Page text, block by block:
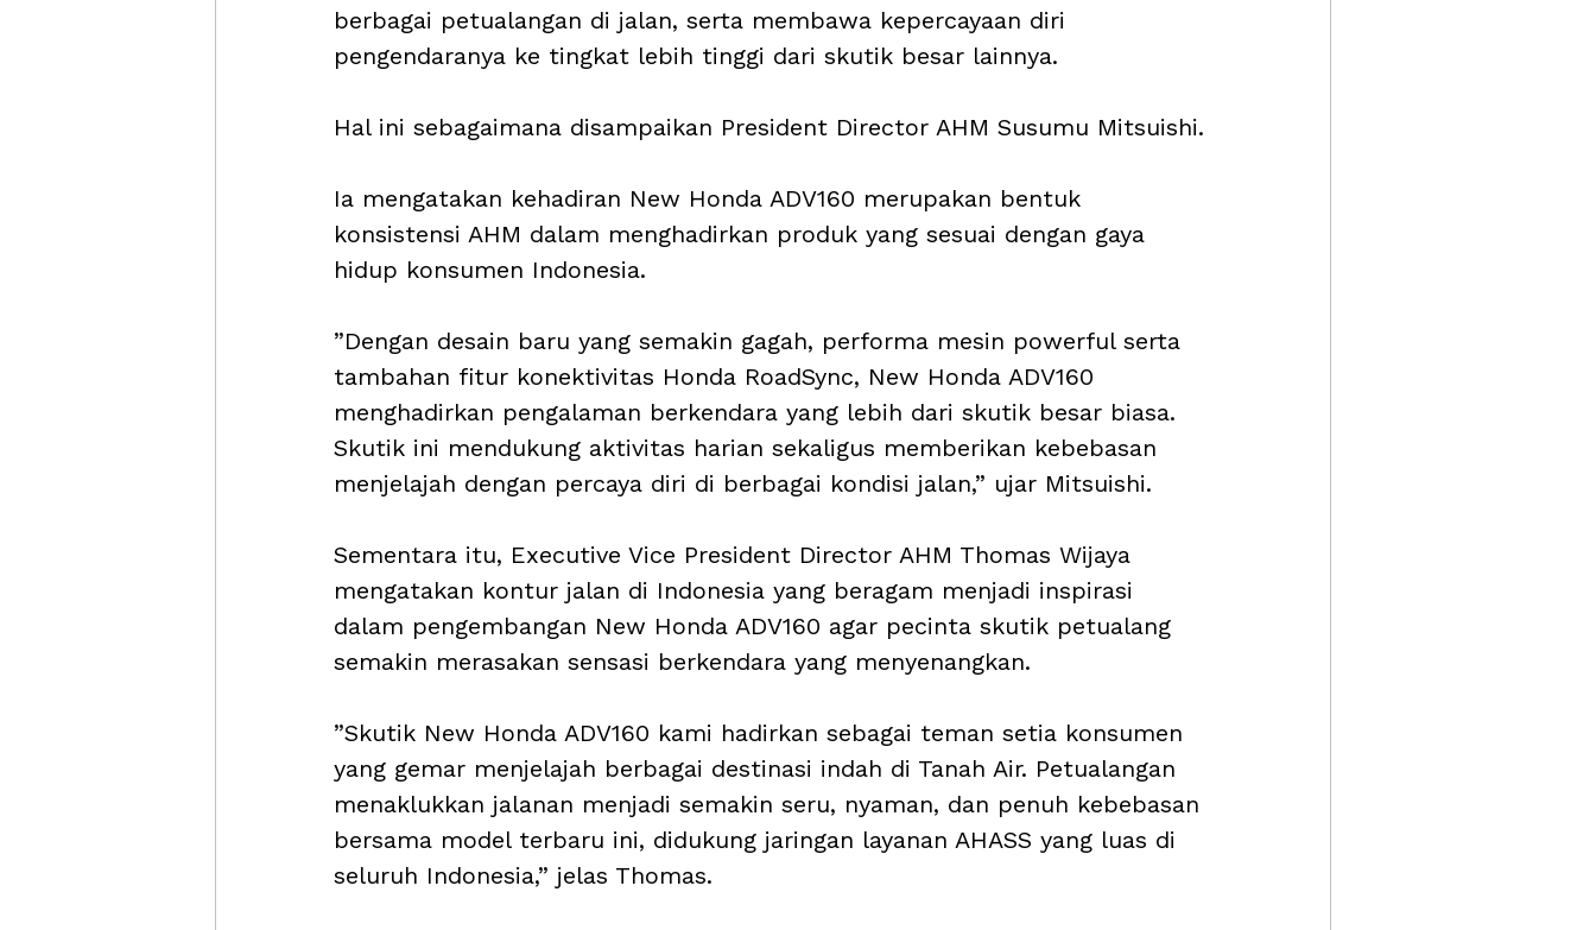
berbagai petualangan di jalan, serta membawa kepercayaan diri
pengendaranya ke tingkat lebih tinggi dari skutik besar lainnya.
Hal ini sebagaimana disampaikan President Director AHM Susumu Mitsuishi.
Ia mengatakan kehadiran New Honda ADV160 merupakan bentuk
konsistensi AHM dalam menghadirkan produk yang sesuai dengan gaya
hidup konsumen Indonesia.
”Dengan desain baru yang semakin gagah, performa mesin powerful serta
tambahan fitur konektivitas Honda RoadSync, New Honda ADV160
menghadirkan pengalaman berkendara yang lebih dari skutik besar biasa.
Skutik ini mendukung aktivitas harian sekaligus memberikan kebebasan
menjelajah dengan percaya diri di berbagai kondisi jalan,” ujar Mitsuishi.
Sementara itu, Executive Vice President Director AHM Thomas Wijaya
mengatakan kontur jalan di Indonesia yang beragam menjadi inspirasi
dalam pengembangan New Honda ADV160 agar pecinta skutik petualang
semakin merasakan sensasi berkendara yang menyenangkan.
”Skutik New Honda ADV160 kami hadirkan sebagai teman setia konsumen
yang gemar menjelajah berbagai destinasi indah di Tanah Air. Petualangan
menaklukkan jalanan menjadi semakin seru, nyaman, dan penuh kebebasan
bersama model terbaru ini, didukung jaringan layanan AHASS yang luas di
seluruh Indonesia,” jelas Thomas.